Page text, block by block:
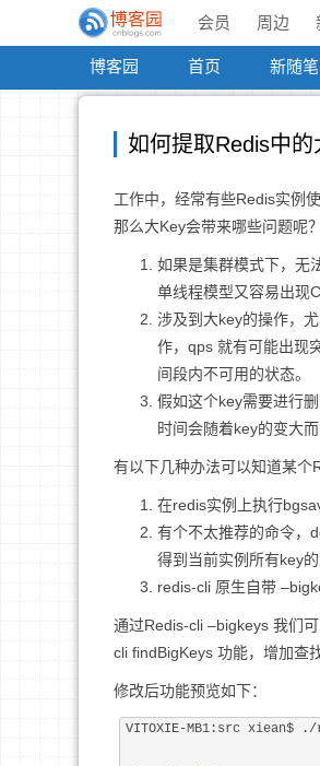
会员 周边
博客园 首页 新随笔
如何提取Redis中的
工作中，经常有些Redis实例
那么大Key会带来哪些问题呢？
如果是集群模式下，无
单线程模型又容易出现
涉及到大key的操作，
作，qps 就有可能出现
间段内不可用的状态。
假如这个key需要进行
时间会随着key的变大而
有以下几种办法可以知道某个
在redis实例上执行
有个不太推荐的命令，
得到当前实例所有key的
redis-cli 原生自带
通过Redis-cli –bigkeys 我们
cli findBigKeys 功能，增加查
修改后功能预览如下：
VITOXIE-MB1:src xiean$